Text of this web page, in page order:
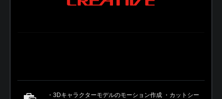
・3Dキャラクターモデルのモーション作成 ・カットシー